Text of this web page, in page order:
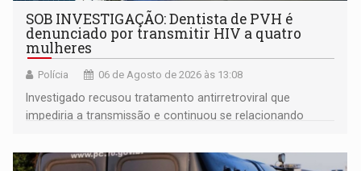
SOB INVESTIGAÇÃO: Dentista de PVH é
denunciado por transmitir HIV a quatro
mulheres
Polícia 06 de Agosto de 2026 às 13:08
Investigado recusou tratamento antirretroviral que
impediria a transmissão e continuou se relacionando